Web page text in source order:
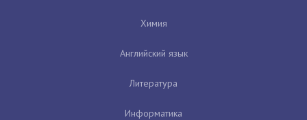
Химия
Английский язык
Литература
Информатика